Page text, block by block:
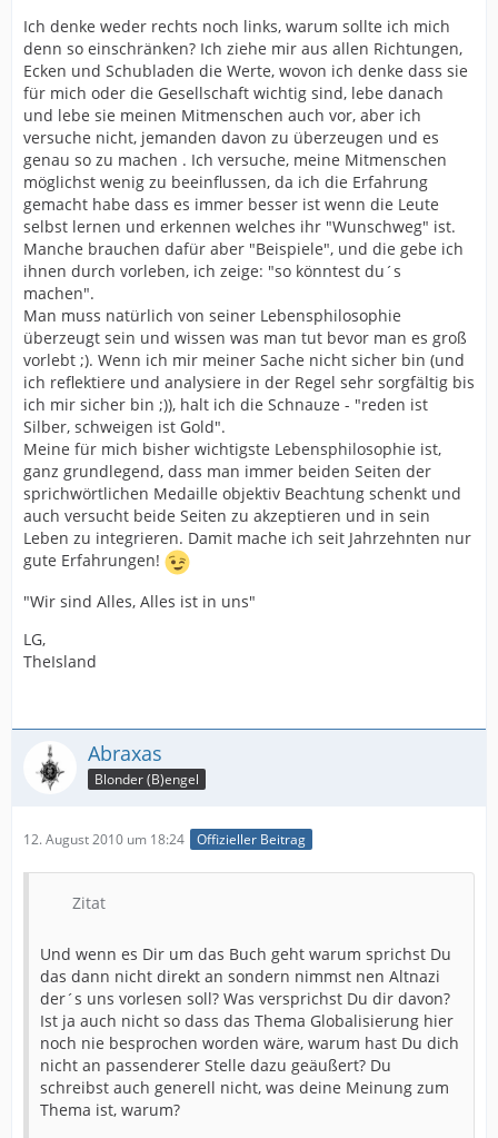
Ich denke weder rechts noch links, warum sollte ich mich
denn so einschränken? Ich ziehe mir aus allen Richtungen,
Ecken und Schubladen die Werte, wovon ich denke dass sie
für mich oder die Gesellschaft wichtig sind, lebe danach
und lebe sie meinen Mitmenschen auch vor, aber ich
versuche nicht, jemanden davon zu überzeugen und es
genau so zu machen . Ich versuche, meine Mitmenschen
möglichst wenig zu beeinflussen, da ich die Erfahrung
gemacht habe dass es immer besser ist wenn die Leute
selbst lernen und erkennen welches ihr "Wunschweg" ist.
Manche brauchen dafür aber "Beispiele", und die gebe ich
ihnen durch vorleben, ich zeige: "so könntest du´s
machen".
Man muss natürlich von seiner Lebensphilosophie
überzeugt sein und wissen was man tut bevor man es groß
vorlebt ;). Wenn ich mir meiner Sache nicht sicher bin (und
ich reflektiere und analysiere in der Regel sehr sorgfältig bis
ich mir sicher bin ;)), halt ich die Schnauze - "reden ist
Silber, schweigen ist Gold".
Meine für mich bisher wichtigste Lebensphilosophie ist,
ganz grundlegend, dass man immer beiden Seiten der
sprichwörtlichen Medaille objektiv Beachtung schenkt und
auch versucht beide Seiten zu akzeptieren und in sein
Leben zu integrieren. Damit mache ich seit Jahrzehnten nur
gute Erfahrungen!
"Wir sind Alles, Alles ist in uns"
LG,
TheIsland
Abraxas
Blonder (B)engel
12. August 2010 um 18:24 Offizieller Beitrag
Zitat
Und wenn es Dir um das Buch geht warum sprichst Du
das dann nicht direkt an sondern nimmst nen Altnazi
der´s uns vorlesen soll? Was versprichst Du dir davon?
Ist ja auch nicht so dass das Thema Globalisierung hier
noch nie besprochen worden wäre, warum hast Du dich
nicht an passenderer Stelle dazu geäußert? Du
schreibst auch generell nicht, was deine Meinung zum
Thema ist, warum?